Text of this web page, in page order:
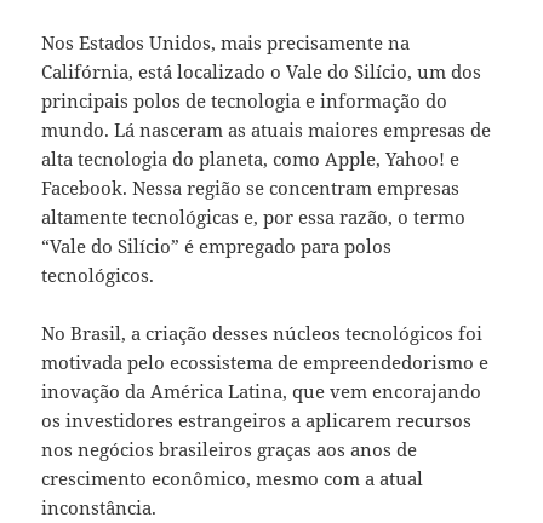
Nos Estados Unidos, mais precisamente na
Califórnia, está localizado o Vale do Silício, um dos
principais polos de tecnologia e informação do
mundo. Lá nasceram as atuais maiores empresas de
alta tecnologia do planeta, como Apple, Yahoo! e
Facebook. Nessa região se concentram empresas
altamente tecnológicas e, por essa razão, o termo
“Vale do Silício” é empregado para polos
tecnológicos.
No Brasil, a criação desses núcleos tecnológicos foi
motivada pelo ecossistema de empreendedorismo e
inovação da América Latina, que vem encorajando
os investidores estrangeiros a aplicarem recursos
nos negócios brasileiros graças aos anos de
crescimento econômico, mesmo com a atual
inconstância.